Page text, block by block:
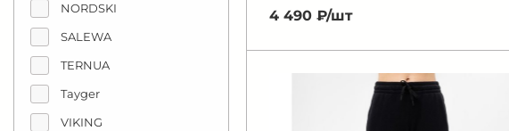
4 490 ₽/шт
NORDSKI
SALEWA
TERNUA
Tayger
VIKING